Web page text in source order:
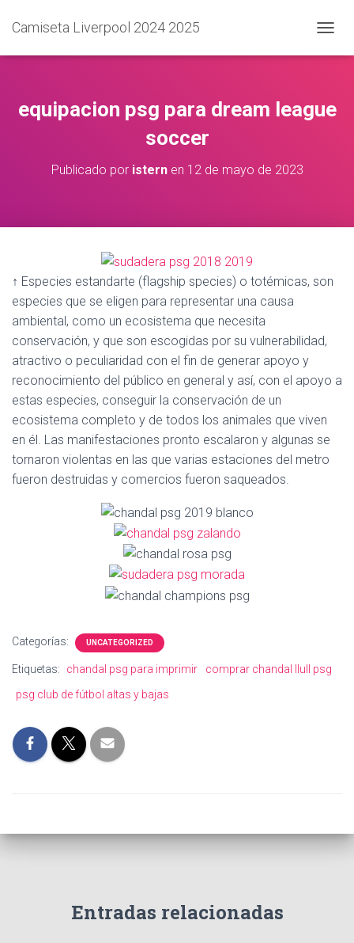
Camiseta Liverpool 2024 2025
A
A
E
equipacion psg para dream league
soccer
Publicado por isternen 12 de mayo de 2023
↑ Especies estandarte (flagship species) o totémicas, son
especies que se eligen para representar una causa
ambiental, como un ecosistema que necesita
conservación, y que son escogidas por su vulnerabilidad,
atractivo o peculiaridad con el fin de generar apoyo y
reconocimiento del público en general y así, con el apoyo a
estas especies, conseguir la conservación de un
ecosistema completo y de todos los animales que viven
en él. Las manifestaciones pronto escalaron y algunas se
tornaron violentas en las que varias estaciones del metro
fueron destruidas y comercios fueron saqueados.
Categorías: UNCATEGORIZED
Etiquetas: chandal psg para imprimir
comprar chandal llull psg
psg club de fútbol altas y bajas
Entradas relacionadas